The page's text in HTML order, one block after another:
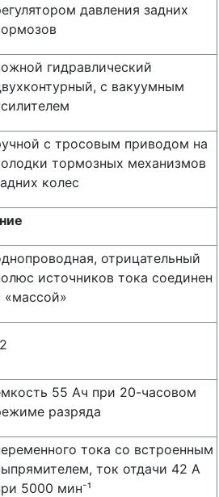
давления задних
гидравлический
с вакуумным
с тросовым приводом на
тормозных механизмов
колес
отрицательный
источников тока соединен
«массой»
55 Ач при 20-часовом
разряда
тока со встроенным
ток отдачи 42 А
5000 мин-¹